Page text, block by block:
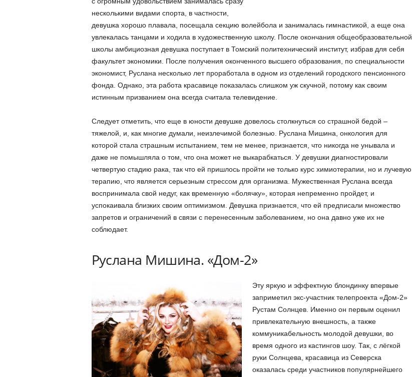
несколькими видами спорта, в частности,
девушка хорошо плавала, посещала секцию волейбола и занималась гимнастикой, а еще она
увлекалась танцами и ходила в художественную школу. После окончания общеобразовательной
школы амбициозная девушка поступает в Томский политехнический институт, избрав для себя
факультет экономики. После получения оконченного высшего образования, по специальности
экономист, Руслана несколько лет проработала в одном из отделений городского пенсионного
фонда. Однако, эта работа красавице показалась слишком уж скучной, потому как своим
истинным призванием она всегда считала телевидение.
Следует отметить, что еще в юности девушке довелось столкнуться со страшной бедой –
тяжелой, и, как многие думали, неизлечимой болезнью. Руслана Мишина, онкология для
которой стала страшным испытанием, тем не менее, признается, что никогда не унывала и
даже не помышляла о том, что она может не выкарабкаться. У девушки диагностировали
четвертую стадию рака, так что ей пришлось пройти не только курс химиотерапии, но и лучевую
терапию, что является серьезным стрессом для организма. Мужественная Руслана всегда
воспринимала свой недуг, как временную «болячку», которая непременно пройдет, и
успокаивала близких своим оптимизмом. Девушка признается, что ей предписали множество
запретов и ограничений в связи с перенесенным заболеванием, но она давно уже их не
соблюдает.
Руслана Мишина. «Дом-2»
Эту яркую и эффектную блондинку впервые
заприметил экс-участник телепроекта «Дом-2»
Рустам Солнцев. Именно он первым оценил
привлекательную внешность, а также
коммуникабельность молодой девушки, во
время одного из кастингов шоу. Так, с лёгкой
руки Солнцева, красавица из Северска
оказалась среди участников популярнейшего